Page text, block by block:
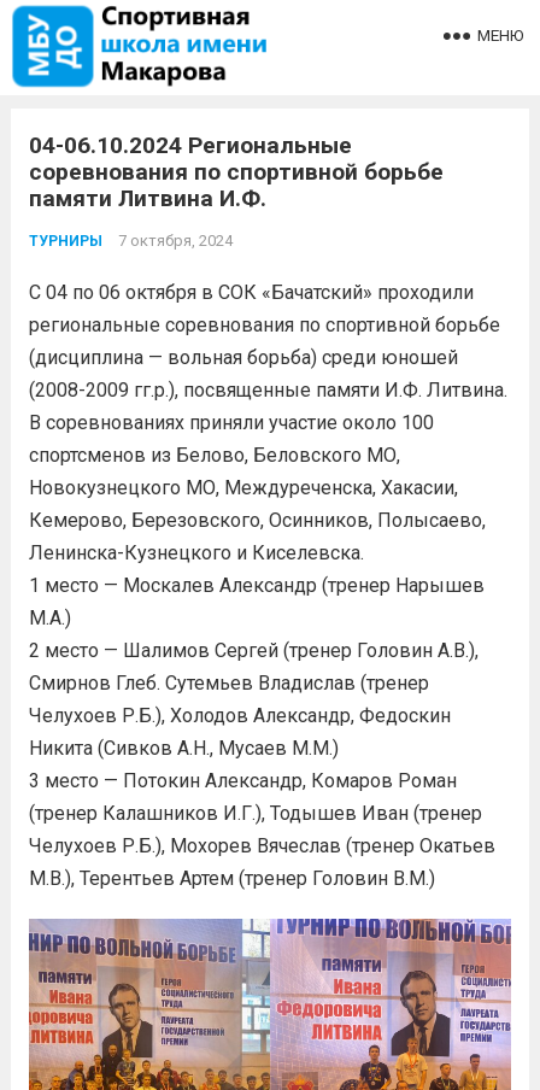
МЕНЮ
04-06.10.2024 Региональные
соревнования по спортивной борьбе
памяти Литвина И.Ф.
ТУРНИРЫ 7 октября, 2024
С 04 по 06 октября в СОК «Бачатский» проходили
региональные соревнования по спортивной борьбе
(дисциплина — вольная борьба) среди юношей
(2008-2009 гг.р.), посвященные памяти И.Ф. Литвина.
В соревнованиях приняли участие около 100
спортсменов из Белово, Беловского МО,
Новокузнецкого МО, Междуреченска, Хакасии,
Кемерово, Березовского, Осинников, Полысаево,
Ленинска-Кузнецкого и Киселевска.
1 место — Москалев Александр (тренер Нарышев
М.А.)
2 место — Шалимов Сергей (тренер Головин А.В.),
Смирнов Глеб. Сутемьев Владислав (тренер
Челухоев Р.Б.), Холодов Александр, Федоскин
Никита (Сивков А.Н., Мусаев М.М.)
3 место — Потокин Александр, Комаров Роман
(тренер Калашников И.Г.), Тодышев Иван (тренер
Челухоев Р.Б.), Мохорев Вячеслав (тренер Окатьев
М.В.), Терентьев Артем (тренер Головин В.М.)